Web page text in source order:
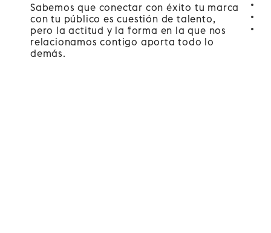
Sabemos que conectar con éxito tu marca
con tu público es cuestión de talento,
pero la actitud y la forma en la que nos
relacionamos contigo aporta todo lo
demás.